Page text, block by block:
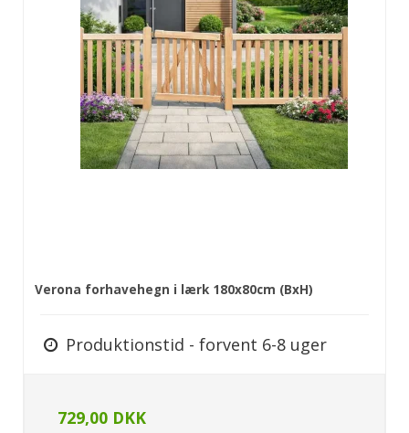
Verona forhavehegn i lærk 180x80cm (BxH)
Produktionstid - forvent 6-8 uger
729,00 DKK